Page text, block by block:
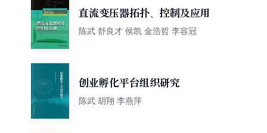
直流变压器拓扑、控制及应用
陈武 舒良才 侯凯 金浩哲 李容冠
创业孵化平台组织研究
陈武 胡翔 李燕萍